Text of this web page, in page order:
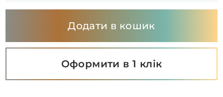
Додати в кошик
Оформити в 1 клік